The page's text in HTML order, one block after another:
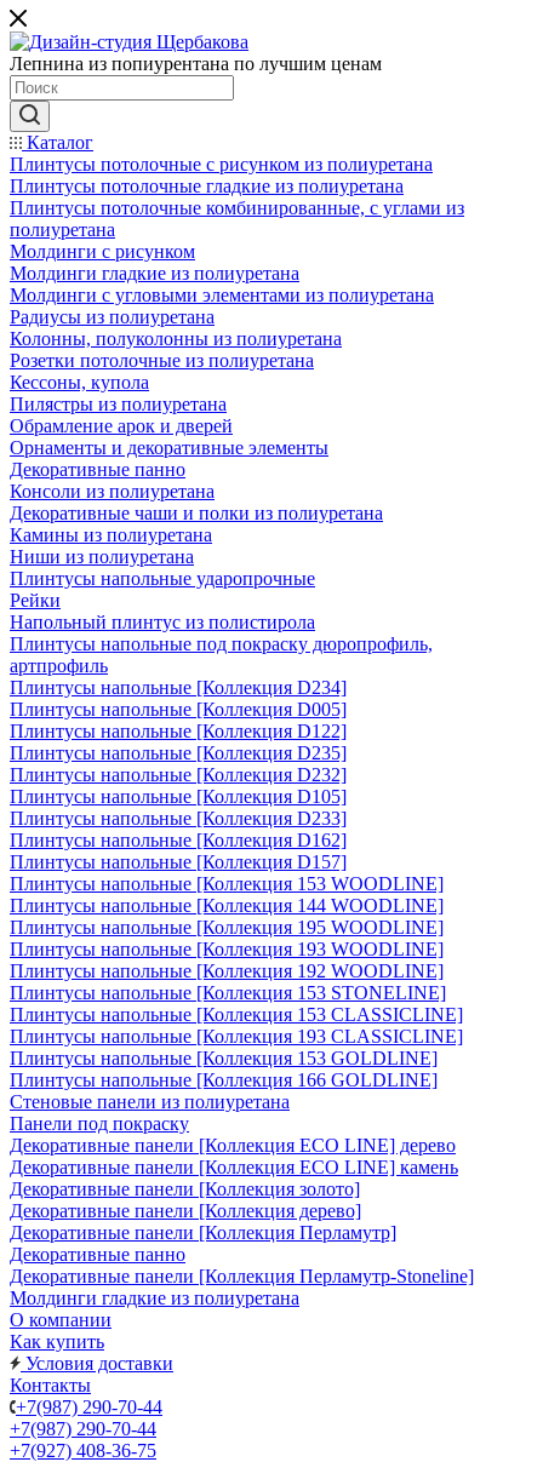
Лепнина из попиурентана по лучшим ценам
Каталог
Плинтусы потолочные с рисунком из полиуретана
Плинтусы потолочные гладкие из полиуретана
Плинтусы потолочные комбинированные, с углами из
полиуретана
Молдинги c рисунком
Молдинги гладкие из полиуретана
Молдинги с угловыми элементами из полиуретана
Радиусы из полиуретана
Колонны, полуколонны из полиуретана
Розетки потолочные из полиуретана
Кессоны, купола
Пилястры из полиуретана
Обрамление арок и дверей
Орнаменты и декоративные элементы
Декоративные панно
Консоли из полиуретана
Декоративные чаши и полки из полиуретана
Камины из полиуретана
Ниши из полиуретана
Плинтусы напольные ударопрочные
Рейки
Напольный плинтус из полистирола
Плинтусы напольные под покраску дюропрофиль,
артпрофиль
Плинтусы напольные [Коллекция D234]
Плинтусы напольные [Коллекция D005]
Плинтусы напольные [Коллекция D122]
Плинтусы напольные [Коллекция D235]
Плинтусы напольные [Коллекция D232]
Плинтусы напольные [Коллекция D105]
Плинтусы напольные [Коллекция D233]
Плинтусы напольные [Коллекция D162]
Плинтусы напольные [Коллекция D157]
Плинтусы напольные [Коллекция 153 WOODLINE]
Плинтусы напольные [Коллекция 144 WOODLINE]
Плинтусы напольные [Коллекция 195 WOODLINE]
Плинтусы напольные [Коллекция 193 WOODLINE]
Плинтусы напольные [Коллекция 192 WOODLINE]
Плинтусы напольные [Коллекция 153 STONELINE]
Плинтусы напольные [Коллекция 153 CLASSICLINE]
Плинтусы напольные [Коллекция 193 CLASSICLINE]
Плинтусы напольные [Коллекция 153 GOLDLINE]
Плинтусы напольные [Коллекция 166 GOLDLINE]
Стеновые панели из полиуретана
Панели под покраску
Декоративные панели [Коллекция ECO LINE] дерево
Декоративные панели [Коллекция ECO LINE] камень
Декоративные панели [Коллекция золото]
Декоративные панели [Коллекция дерево]
Декоративные панели [Коллекция Перламутр]
Декоративные панно
Декоративные панели [Коллекция Перламутр-Stoneline]
Молдинги гладкие из полиуретана
О компании
Как купить
Условия доставки
Контакты
+7(987) 290-70-44
+7(987) 290-70-44
+7(927) 408-36-75